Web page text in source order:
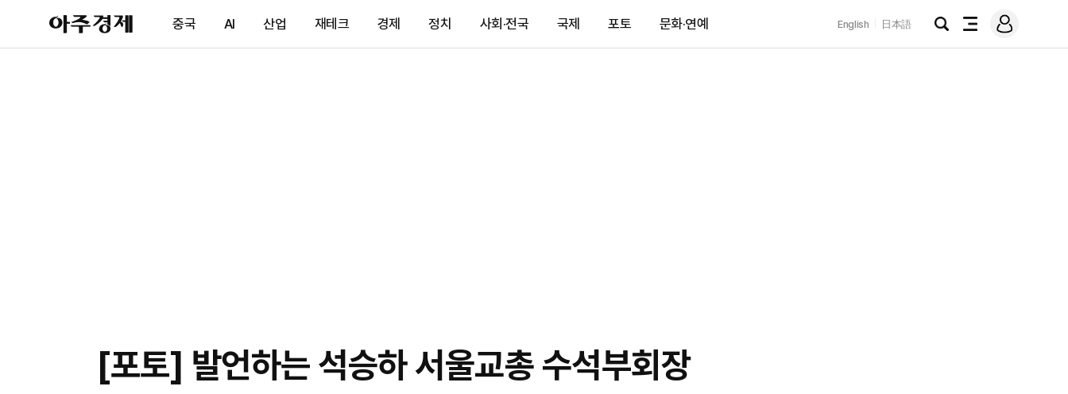
아
주
제
중국 AI 산업 재테크 경제 정치 사회·전국 국제 포토 문화·연예 English 日本語
검
전
메
그
[포토] 발언하는 석승하 서울교총 수석부회장